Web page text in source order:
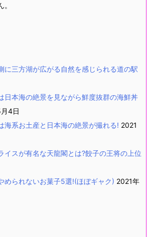
に三方湖が広がる自然を感じられる道の駅
日本海の絶景を見ながら鮮度抜群の海鮮丼
4日
海系お土産と日本海の絶景が撮れる! 2021
イスが有名な天龍閣とは?餃子の王将の上位
められないお菓子5選!(ほぼギャク) 2021年